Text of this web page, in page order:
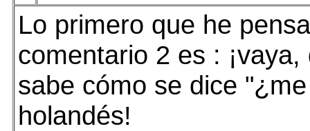
Lo primero que he
comentario 2 es : ¡vaya,
sabe cómo se dice
holandés!